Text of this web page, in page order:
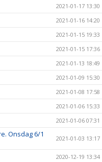
2021-01-17 13:30
2021-01-16 14:20
2021-01-15 19:33
2021-01-15 17:36
2021-01-13 18:49
2021-01-09 15:30
2021-01-08 17:58
2021-01-06 15:33
2021-01-06 07:31
Onsdag 6/1
2021-01-03 13:17
2020-12-19 13:34